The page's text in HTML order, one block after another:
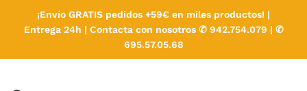
directamente
¡Envío GRATIS pedidos +59€ en miles productos! |
Entrega 24h | Contacta con nosotros ✆ 942.754.079 | ✆
695.57.05.68